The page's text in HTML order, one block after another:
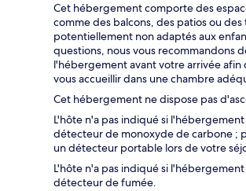
Cet hébergement comporte des
comme des balcons, des patios ou des
potentiellement non adaptés aux
questions, nous vous recommandons
l'hébergement avant votre arrivée afin
vous accueillir dans une chambre
Cet hébergement ne dispose pas
L'hôte n'a pas indiqué si
détecteur de monoxyde de carbone ;
un détecteur portable lors de votre
L'hôte n'a pas indiqué si
détecteur de fumée.